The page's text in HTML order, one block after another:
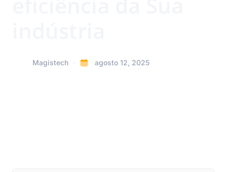
Magistech agosto 12, 2025